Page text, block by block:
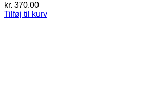
kr. 370.00
Tilføj til kurv